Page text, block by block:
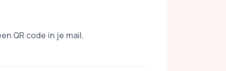
QR code in je mail.